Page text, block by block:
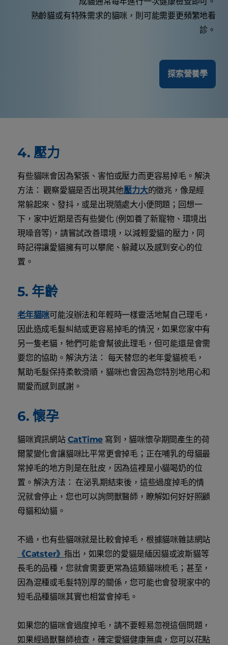
熟齡貓或有特殊需求的貓咪，則可能需要更頻繁地看
診。
探索營養學
4. 壓力
有些貓咪會因為緊張、害怕或壓力而更容易掉毛。解決
方法： 觀察愛貓是否出現其他壓力大的徵兆，像是經
常躲起來、發抖，或是出現隨處大小便問題；回想一
下，家中近期是否有些變化 (例如養了新寵物、環境出
現噪音等)，請嘗試改善環境，以減輕愛貓的壓力，同
時記得讓愛貓擁有可以攀爬、躲藏以及感到安心的位
置。
5. 年齡
老年貓咪可能沒辦法和年輕時一樣靈活地幫自己理毛，
因此造成毛髮糾結或更容易掉毛的情況，如果您家中有
另一隻老貓，牠們可能會幫彼此理毛，但可能還是會需
要您的協助。解決方法： 每天替您的老年愛貓梳毛，
幫助毛髮保持柔軟滑順，貓咪也會因為您特別地用心和
關愛而感到感謝。
6. 懷孕
貓咪資訊網站 CatTime 寫到，貓咪懷孕期間產生的荷
爾蒙變化會讓貓咪比平常更會掉毛；正在哺乳的母貓最
常掉毛的地方則是在肚皮，因為這裡是小貓喝奶的位
置。解決方法： 在泌乳期結束後，這些過度掉毛的情
況就會停止，您也可以詢問獸醫師，瞭解如何好好照顧
母貓和幼貓。
不過，也有些貓咪就是比較會掉毛，根據貓咪雜誌網站
《Catster》指出，如果您的愛貓是緬因貓或波斯貓等
長毛的品種，您就會需要更常為這類貓咪梳毛；甚至，
因為混種或毛髮特別厚的關係，您可能也會發現家中的
短毛品種貓咪其實也相當會掉毛。
如果您的貓咪會過度掉毛，請不要輕易忽視這個問題，
如果經過獸醫師檢查，確定愛貓健康無虞，您可以花點